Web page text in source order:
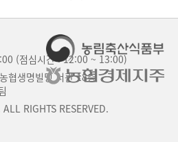
(점심시간 : 12:00 ~ 13:00)
협생명빌딩 서관 18층
RIGHTS RESERVED.